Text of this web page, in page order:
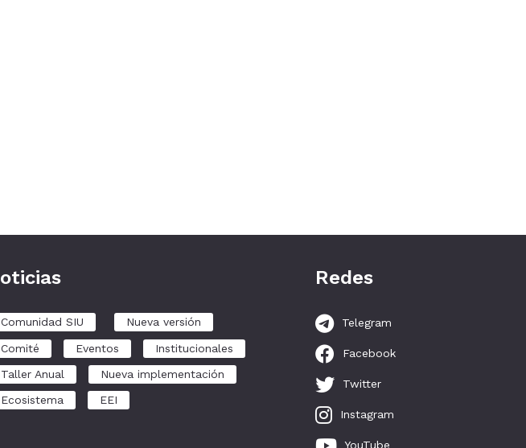
Comunidad SIU Nueva versión
Comité Eventos
Institucionales
Taller Anual
Nueva implementación
Ecosistema
EEI
Redes
Telegram
Facebook
Twitter
Instagram
YouTube